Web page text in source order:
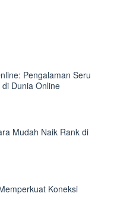
Pengalaman Seru
Dunia Online
Mudah Naik Rank di
Koneksi